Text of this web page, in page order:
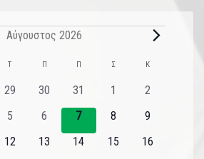
Αύγουστος 2026
Τ Π Π Σ Κ
0
29
0
εκδηλώσεις
30
0
εκδηλώσεις
31
01
0
2
0
εκδηλώσεις
5
0
εκδηλώσεις
6
0
εκδηλώσεις
7
0
8
0
9
0
12
0
13
0
14
0
15
0
16